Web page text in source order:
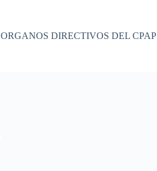
ORGANOS DIRECTIVOS DEL CPAP